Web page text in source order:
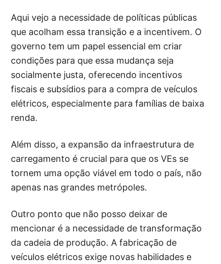
Aqui vejo a necessidade de políticas públicas
que acolham essa transição e a incentivem. O
governo tem um papel essencial em criar
condições para que essa mudança seja
socialmente justa, oferecendo incentivos
fiscais e subsídios para a compra de veículos
elétricos, especialmente para famílias de baixa
renda.
Além disso, a expansão da infraestrutura de
carregamento é crucial para que os VEs se
tornem uma opção viável em todo o país, não
apenas nas grandes metrópoles.
Outro ponto que não posso deixar de
mencionar é a necessidade de transformação
da cadeia de produção. A fabricação de
veículos elétricos exige novas habilidades e